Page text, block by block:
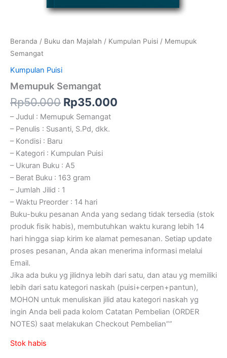
Beranda / Buku dan Majalah / Kumpulan Puisi / Memupuk
Semangat
Kumpulan Puisi
Memupuk Semangat
Rp50.000 Rp35.000
– Judul : Memupuk Semangat
– Penulis : Susanti, S.Pd, dkk.
– Kondisi : Baru
– Kategori : Kumpulan Puisi
– Ukuran Buku : A5
– Berat Buku : 163 gram
– Jumlah Jilid : 1
– Waktu Preorder : 14 hari
Buku-buku pesanan Anda yang sedang tidak tersedia (stok
produk fisik habis), membutuhkan waktu kurang lebih 14
hari hingga siap kirim ke alamat pemesanan. Setiap update
proses pesanan, Anda akan menerima informasi melalui
Email.
Jika ada buku yg jilidnya lebih dari satu, dan atau yg memiliki
lebih dari satu kategori naskah (puisi+cerpen+pantun),
MOHON untuk menuliskan jilid atau kategori naskah yg
ingin Anda beli pada kolom Catatan Pembelian (ORDER
NOTES) saat melakukan Checkout Pembelian””
Stok habis